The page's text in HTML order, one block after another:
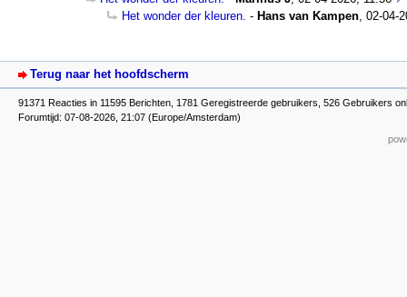
Het wonder der kleuren. - Hans van Kampen 02-04-
Terug naar het hoofdscherm
91371 Reacties in 11595 Berichten, 1781 Geregistreerde gebruikers, 526 Gebruikers
Forumtijd: 07-08-2026, 21:07 (Europe/Amsterdam)